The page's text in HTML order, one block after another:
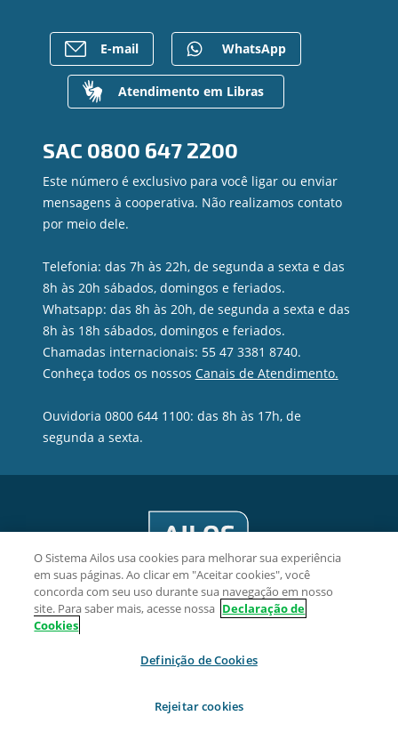
Bens à venda
Mapa do site
Gerenciar Cookies
Previdência
Para empresas
Caixa Eletrônico
Regularização de dívidas
Valores a Receber
Contato
Ouvidoria
E-mail WhatsApp
Atendimento em Libras
SAC 0800 647 2200
Este número é exclusivo para você ligar ou enviar
mensagens à cooperativa. Não realizamos contato
por meio dele.
Telefonia: das 7h às 22h, de segunda a sexta e das
8h às 20h sábados, domingos e feriados.
Whatsapp: das 8h às 20h, de segunda a sexta e das
8h às 18h sábados, domingos e feriados.
Chamadas internacionais: 55 47 3381 8740.
Conheça todos os nossos Canais de Atendimento.
Ouvidoria 0800 644 1100: das 8h às 17h, de
segunda a sexta.
Cooperativa de Crédito Evolua - CNPJ 10.311.218/0001-10
2026 Sistema Ailos. Todos os direitos reservados.
O Sistema Ailos usa cookies para melhorar sua experiência
em suas páginas. Ao clicar em "Aceitar cookies", você
concorda com seu uso durante sua navegação em nosso
site. Para saber mais, acesse nossa Declaração de
Cookies
Definição de Cookies
Rejeitar cookies